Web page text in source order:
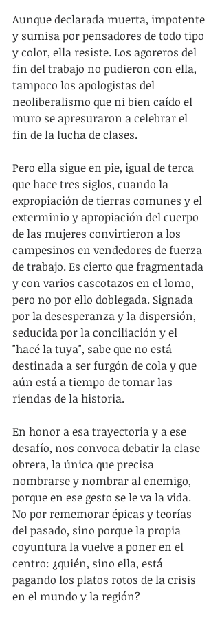
Aunque declarada muerta, impotente
y sumisa por pensadores de todo tipo
y color, ella resiste. Los agoreros del
fin del trabajo no pudieron con ella,
tampoco los apologistas del
neoliberalismo que ni bien caído el
muro se apresuraron a celebrar el
fin de la lucha de clases.
Pero ella sigue en pie, igual de terca
que hace tres siglos, cuando la
expropiación de tierras comunes y el
exterminio y apropiación del cuerpo
de las mujeres convirtieron a los
campesinos en vendedores de fuerza
de trabajo. Es cierto que fragmentada
y con varios cascotazos en el lomo,
pero no por ello doblegada. Signada
por la desesperanza y la dispersión,
seducida por la conciliación y el
"hacé la tuya", sabe que no está
destinada a ser furgón de cola y que
aún está a tiempo de tomar las
riendas de la historia.
En honor a esa trayectoria y a ese
desafío, nos convoca debatir la clase
obrera, la única que precisa
nombrarse y nombrar al enemigo,
porque en ese gesto se le va la vida.
No por rememorar épicas y teorías
del pasado, sino porque la propia
coyuntura la vuelve a poner en el
centro: ¿quién, sino ella, está
pagando los platos rotos de la crisis
en el mundo y la región?